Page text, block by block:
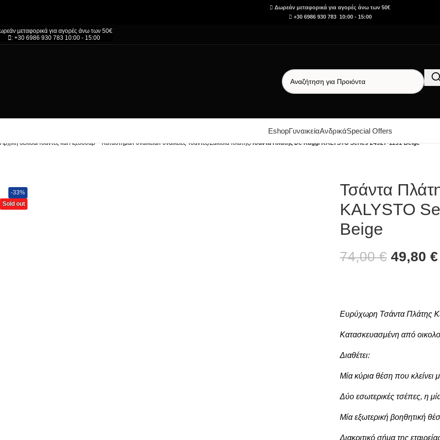
Δωρεάν μεταφορικά για αγορές άνω των 50€
+30 6986 930 783 10:00 - 15:00
μεταφορικά για αγορές άνω των 50€
: +30 6986 930 783 10:00 - 15:00
EshopΓυναικείαΑνδρικάSpecial Offers
Αρχική σελίδα/Τσάντες και Αξεσουάρ – Κατάστημα/Γυναικεία/Γυναικείες Τσάντες/Σακίδια πλάτης/Τσάντα Πλάτης De Raggi KALYSTO Series 24927-1131 Beige
-33%
Sold out
Τσάντα
KALYSTO
Beige
74,00€ 49,80 €
Ευρύχωρη Τσάντα Πλάτης
Κατασκευασμένη από
Διαθέτει:
Μία κύρια θέση που
Δύο εσωτερικές τσέπες, η
Μία εξωτερική βοηθητική
Διακριτικό σήμα της